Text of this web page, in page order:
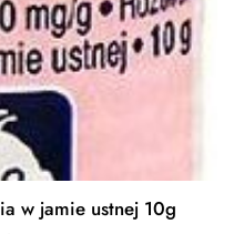
w jamie ustnej 10g